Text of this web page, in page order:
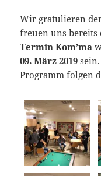
Wir gratulieren
freuen uns
Termin Kom’ma
09. März 2019
Programm folgen